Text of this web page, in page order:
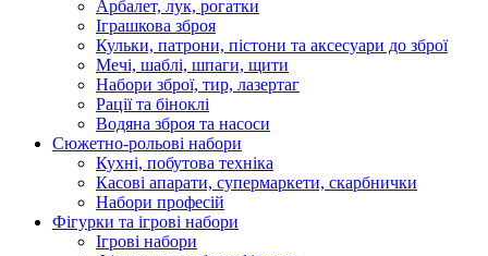
Арбалет, лук, рогатки
Іграшкова зброя
Кульки, патрони, пістони та аксесуари до зброї
Мечі, шаблі, шпаги, щити
Набори зброї, тир, лазертаг
Рації та біноклі
Водяна зброя та насоси
Сюжетно-рольові набори
Кухні, побутова техніка
Касові апарати, супермаркети, скарбнички
Набори професій
Фігурки та ігрові набори
Ігрові набори